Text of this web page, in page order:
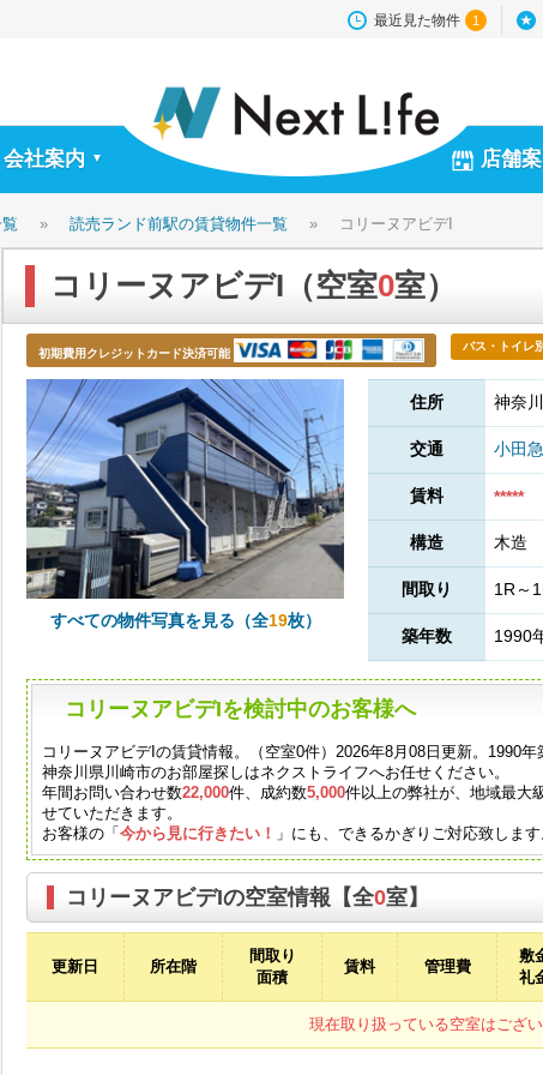
最近見た物件 1
会社案内 ▼ 店舗
» 読売ランド前駅の賃貸物件一覧 » コリーヌアビデI
コリーヌアビデI（空室0室）
初期費用クレジットカード決済可能
バス・トイレ別
すべての物件写真を見る（全19枚）
住所 神奈
交通 小田
賃料 *****
構造 木造
間取り 1R～
築年数 1990
コリーヌアビデIを検討中のお客様へ
コリーヌアビデIの賃貸情報。（空室0件）2026年8月08日更新。1990
神奈川県川崎市のお部屋探しはネクストライフへお任せください。
年間お問い合わせ数22,000件、成約数5,000件以上の弊社が、地域最大
せていただきます。
お客様の「今から見に行きたい！ 」にも、できるかぎりご対応致しま
コリーヌアビデIの空室情報【全0室】
更新日 所在階
間取り
面積
賃料 管理費
敷
礼
現在取り扱っている空室はござ